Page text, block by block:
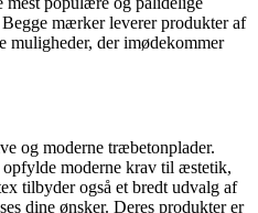
mærker leverer produkter af
der imødekommer
og moderne træbetonplader.
moderne krav til æstetik,
tilbyder også et bredt udvalg af
dine ønsker. Deres produkter er